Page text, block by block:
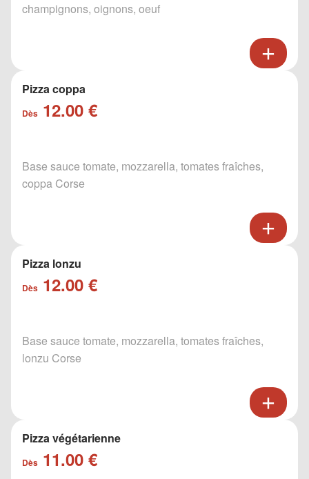
champignons, oignons, oeuf
Pizza coppa
Dès 12.00 €
Base sauce tomate, mozzarella, tomates fraîches,
coppa Corse
Pizza lonzu
Dès 12.00 €
Base sauce tomate, mozzarella, tomates fraîches,
lonzu Corse
Pizza végétarienne
Dès 11.00 €